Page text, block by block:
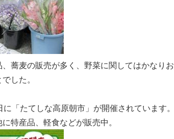
蕎麦の販売が多く、野菜に関してはかなりお
した。
「たてしな高原朝市」が開催されています。
特産品、軽食などが販売中。